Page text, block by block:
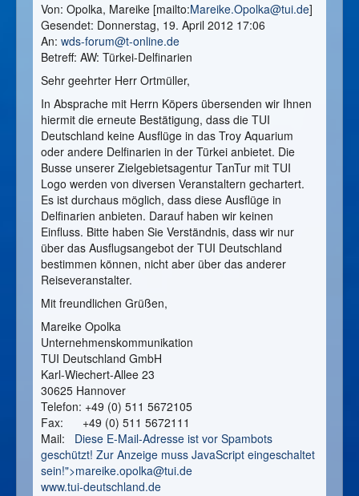
Von: Opolka, Mareike [mailto:Mareike.Opolka@tui.de]
Gesendet: Donnerstag, 19. April 2012 17:06
An: wds-forum@t-online.de
Betreff: AW: Türkei-Delfinarien
Sehr geehrter Herr Ortmüller,
In Absprache mit Herrn Köpers übersenden wir Ihnen
hiermit die erneute Bestätigung, dass die TUI
Deutschland keine Ausflüge in das Troy Aquarium
oder andere Delfinarien in der Türkei anbietet. Die
Busse unserer Zielgebietsagentur TanTur mit TUI
Logo werden von diversen Veranstaltern gechartert.
Es ist durchaus möglich, dass diese Ausflüge in
Delfinarien anbieten. Darauf haben wir keinen
Einfluss. Bitte haben Sie Verständnis, dass wir nur
über das Ausflugsangebot der TUI Deutschland
bestimmen können, nicht aber über das anderer
Reiseveranstalter.
Mit freundlichen Grüßen,
Mareike Opolka
Unternehmenskommunikation
TUI Deutschland GmbH
Karl-Wiechert-Allee 23
30625 Hannover
Telefon: +49 (0) 511 5672105
Fax: +49 (0) 511 5672111
Mail: Diese E-Mail-Adresse ist vor Spambots
geschützt! Zur Anzeige muss JavaScript eingeschaltet
sein!">mareike.opolka@tui.de
www.tui-deutschland.de